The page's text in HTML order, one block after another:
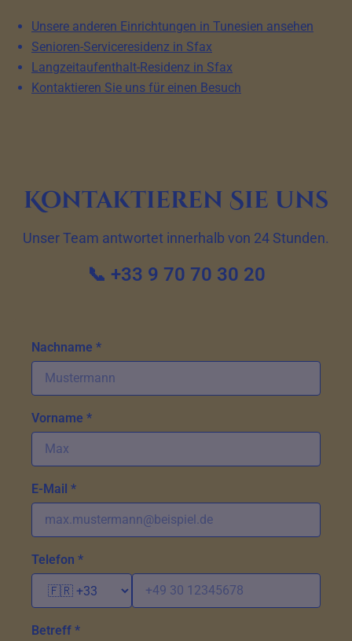
Unsere anderen Einrichtungen in Tunesien ansehen
Senioren-Serviceresidenz in Sfax
Langzeitaufenthalt-Residenz in Sfax
Kontaktieren Sie uns für einen Besuch
Kontaktieren Sie uns
Unser Team antwortet innerhalb von 24 Stunden.
📞 +33 9 70 70 30 20
Nachname *
Vorname *
E-Mail *
Telefon *
Betreff *